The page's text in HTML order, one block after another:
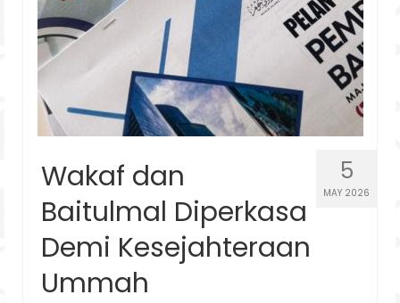
5
MAY 2026
Wakaf dan
Baitulmal Diperkasa
Demi Kesejahteraan
Ummah